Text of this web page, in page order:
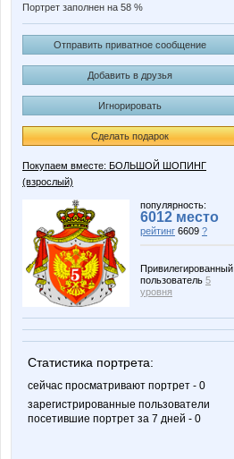
Портрет заполнен на 58 %
Отправить приватное сообщение
Добавить в друзья
Игнорировать
Сделать подарок
Покупаем вместе: БОЛЬШОЙ ШОПИНГ
(взрослый)
популярность:
6012 место
рейтинг 6609 ?
Привилегированный
пользователь 5
уровня
Статистика портрета:
сейчас просматривают портрет - 0
зарегистрированные пользователи
посетившие портрет за 7 дней - 0